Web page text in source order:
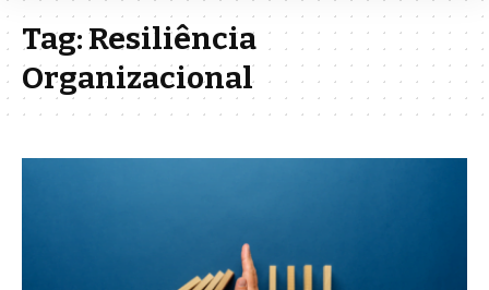
Tag:Resiliência
Organizacional